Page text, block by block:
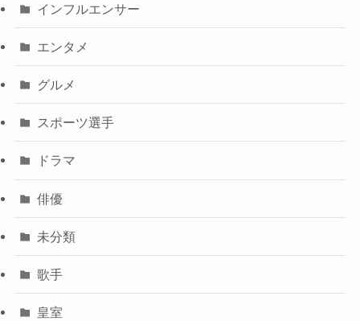
インフルエンサー
エンタメ
グルメ
スポーツ選手
ドラマ
俳優
未分類
歌手
皇室